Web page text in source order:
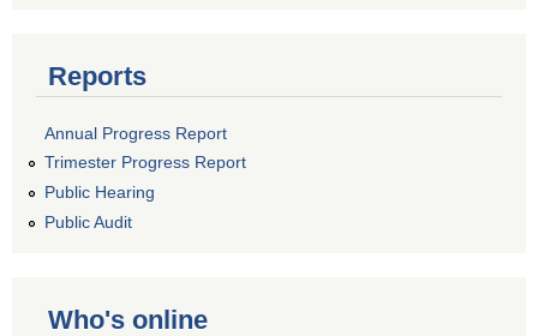
Reports
Annual Progress Report
Trimester Progress Report
Public Hearing
Public Audit
Who's online